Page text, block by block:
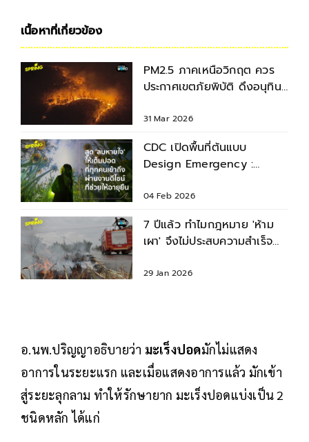
เนื้อหาที่เกี่ยวข้อง
PM2.5 ภาคเหนือวิกฤต ควร
ประกาศเขตภัยพิบัติ ดึงอนุทิน
31 Mar 2026
CDC เปิดพื้นที่ต้นแบบ
Design Emergency :
ระดับคุณภาพชีวิตคนไทย
04 Feb 2026
7 ปีแล้ว ทำไมกฎหมาย 'ห้าม
เผา' จึงไม่ประสบความสำเร็จ
29 Jan 2026
อ.นพ.ปริญญาอธิบายว่า มะเร็งปอดมักไม่แสดง
อาการในระยะแรก และเมื่อแสดงอาการแล้ว มักเข้า
สู่ระยะลุกลาม ทำให้รักษายาก มะเร็งปอดแบ่งเป็น 2
ชนิดหลัก ได้แก่